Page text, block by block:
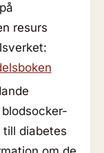
resurs
diabetes